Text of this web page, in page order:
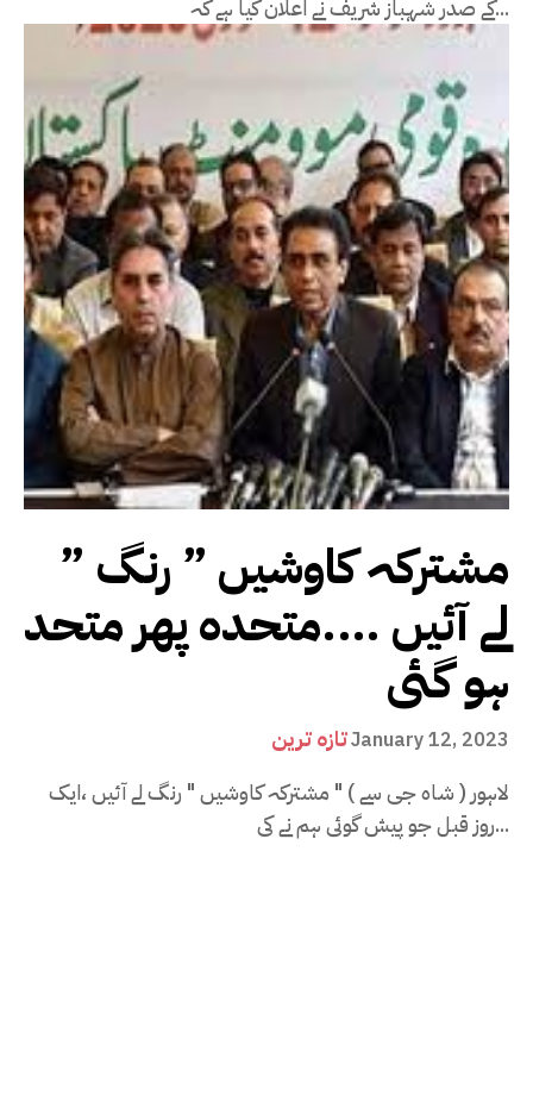
کے صدر شہباز شریف نے اعلان کیا ہے کہ...
” مشترکہ کاوشیں ” رنگ
لے آئیں ….متحدہ پھر متحد
ہو گئی
تازہ ترینJanuary 12, 2023
لاہور ( شاہ جی سے ) " مشترکہ کاوشیں " رنگ لے آئیں ،ایک
روز قبل جو پیش گوئی ہم نے کی...